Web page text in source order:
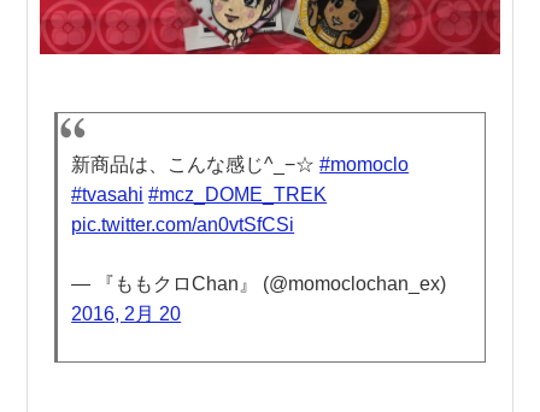
新商品は、こんな感じ^_−☆#momoclo
#tvasahi #mcz_DOME_TREK
pic.twitter.com/an0vtSfCSi
— 『ももクロChan』 (@momoclochan_ex)
2016, 2月 20